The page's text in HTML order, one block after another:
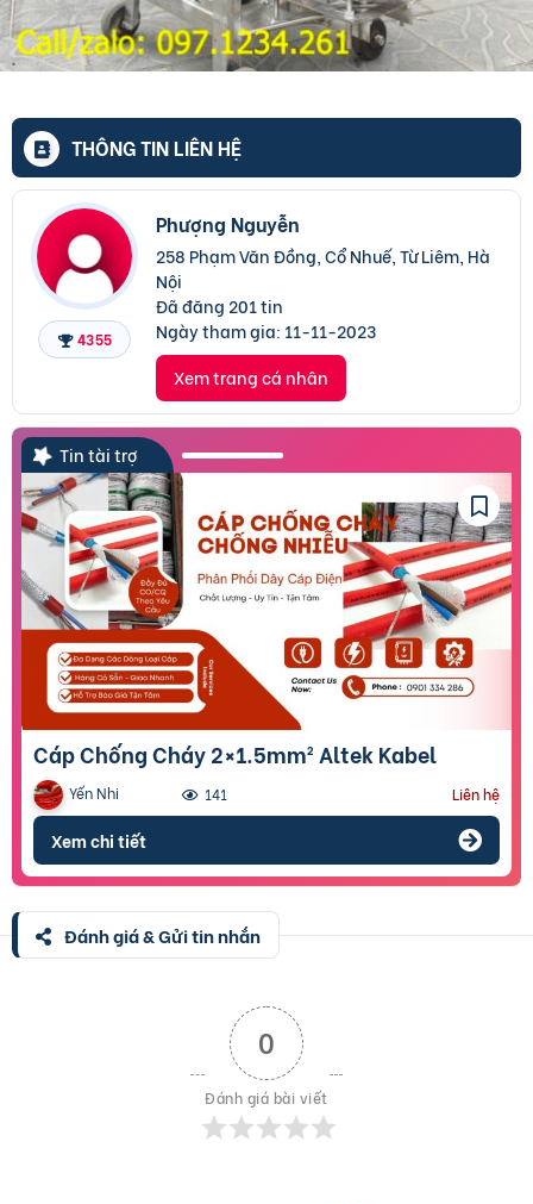
THÔNG TIN LIÊN HỆ
4355
Phượng Nguyễn
258 Phạm Văn Đồng, Cổ Nhuế, Từ Liêm, Hà
Nội
Đã đăng 201 tin
Ngày tham gia: 11-11-2023
Xem trang cá nhân
Tin tài trợ
Cáp Chống Cháy 2×1.5mm² Altek Kabel
Yến Nhi 141 Liên hệ
Xem chi tiết
Đánh giá & Gửi tin nhắn
0
Đánh giá bài viết